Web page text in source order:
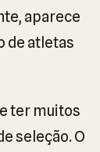
aparece
de atletas
ter muitos
seleção. O